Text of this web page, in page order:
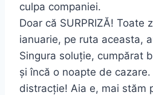
culpa companiei.
Doar că SURPRIZĂ! Toate
ianuarie, pe ruta aceasta,
Singura soluție, cumpărat
și încă o noapte de
distracție! Aia e, mai stăm